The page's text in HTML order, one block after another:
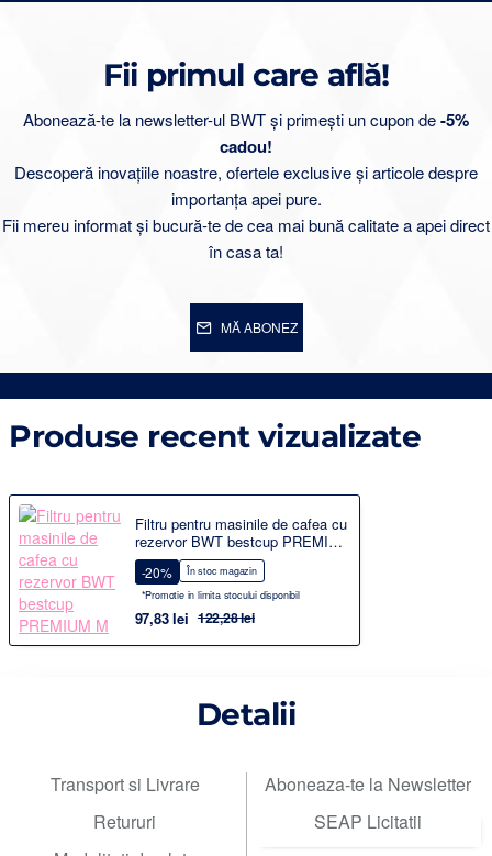
Fii primul care află!
Abonează-te la newsletter-ul BWT și primești un cupon de-5%
cadou!
Descoperă inovațiile noastre, ofertele exclusive și articole despre
importanța apei pure.
Fii mereu informat și bucură-te de cea mai bună calitate a apei direct
în casa ta!
MĂ ABONEZ
Produse recent vizualizate
Filtru pentru masinile de cafea cu
rezervor BWT bestcup PREMIUM
M
În stoc magazin
*Promotie in limita stocului disponibil
-20%
97,83 lei 122,28 lei
Detalii
Transport si Livrare
Retururi
Aboneaza-te la Newsletter
SEAP Licitatii